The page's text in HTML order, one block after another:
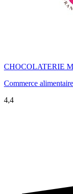
CHOCOLATERIE
Commerce
4,4